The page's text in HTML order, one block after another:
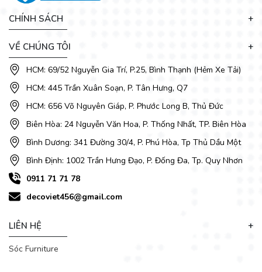
CHÍNH SÁCH
VỀ CHÚNG TÔI
HCM: 69/52 Nguyễn Gia Trí, P.25, Bình Thạnh (Hẻm Xe Tải)
HCM: 445 Trần Xuân Soạn, P. Tân Hưng, Q7
HCM: 656 Võ Nguyên Giáp, P. Phước Long B, Thủ Đức
Biên Hòa: 24 Nguyễn Văn Hoa, P. Thống Nhất, TP. Biên Hòa
Bình Dương: 341 Đường 30/4, P. Phú Hòa, Tp Thủ Dầu Một
Bình Định: 1002 Trần Hưng Đạo, P. Đống Đa, Tp. Quy Nhơn
0911 71 71 78
decoviet456@gmail.com
LIÊN HỆ
Sóc Furniture